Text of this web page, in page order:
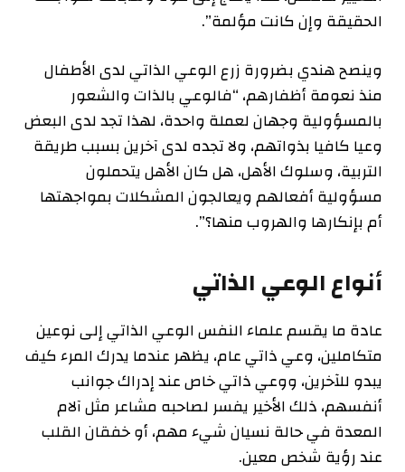
الحقيقة وإن كانت مؤلمة”.
وينصح هندي بضرورة زرع الوعي الذاتي لدى الأطفال
منذ نعومة أظفارهم، “فالوعي بالذات والشعور
بالمسؤولية وجهان لعملة واحدة، لهذا تجد لدى البعض
وعيا كافيا بذواتهم، ولا تجده لدى آخرين بسبب طريقة
التربية، وسلوك الأهل، هل كان الأهل يتحملون
مسؤولية أفعالهم ويعالجون المشكلات بمواجهتها
أم بإنكارها والهروب منها؟”.
أنواع الوعي الذاتي
عادة ما يقسم علماء النفس الوعي الذاتي إلى نوعين
متكاملين، وعي ذاتي عام، يظهر عندما يدرك المرء كيف
يبدو للآخرين، ووعي ذاتي خاص عند إدراك جوانب
أنفسهم، ذلك الأخير يفسر لصاحبه مشاعر مثل آلام
المعدة في حالة نسيان شيء مهم، أو خفقان القلب
عند رؤية شخص معين.